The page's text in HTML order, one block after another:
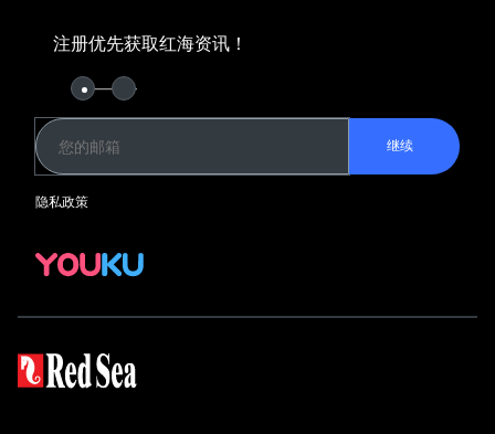
珊瑚饲养指南
Keep in Touch
YouKu
水族箱系统
REEFER G2+
REEFER G2+ 隔断式系统
MAX NANO
设备
注册优先获取红海资讯！
继续
隐私政策